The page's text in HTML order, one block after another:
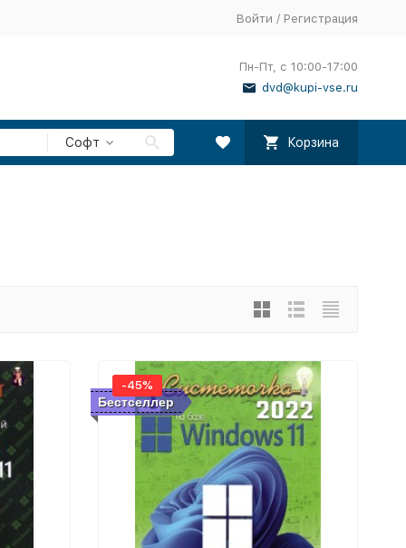
Войти / Регистрация
Пн-Пт, с 10:00-17:00
dvd@kupi-vse.ru
Софт Корзина
Бестселлер
-45%